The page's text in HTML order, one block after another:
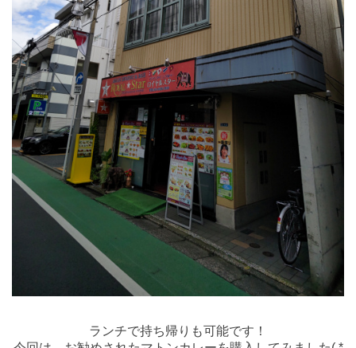
ランチで持ち帰りも可能です！